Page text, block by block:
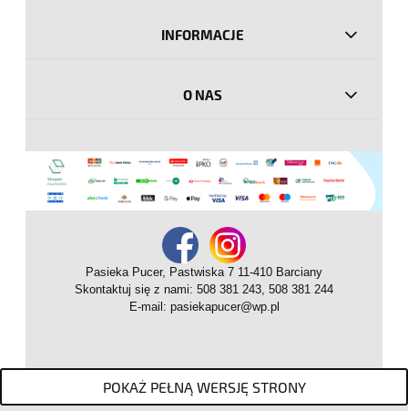
INFORMACJE
O NAS
Pasieka Pucer, Pastwiska 7 11-410 Barciany
Skontaktuj się z nami: 508 381 243, 508 381 244
E-mail: pasiekapucer@wp.pl
POKAŻ PEŁNĄ WERSJĘ STRONY